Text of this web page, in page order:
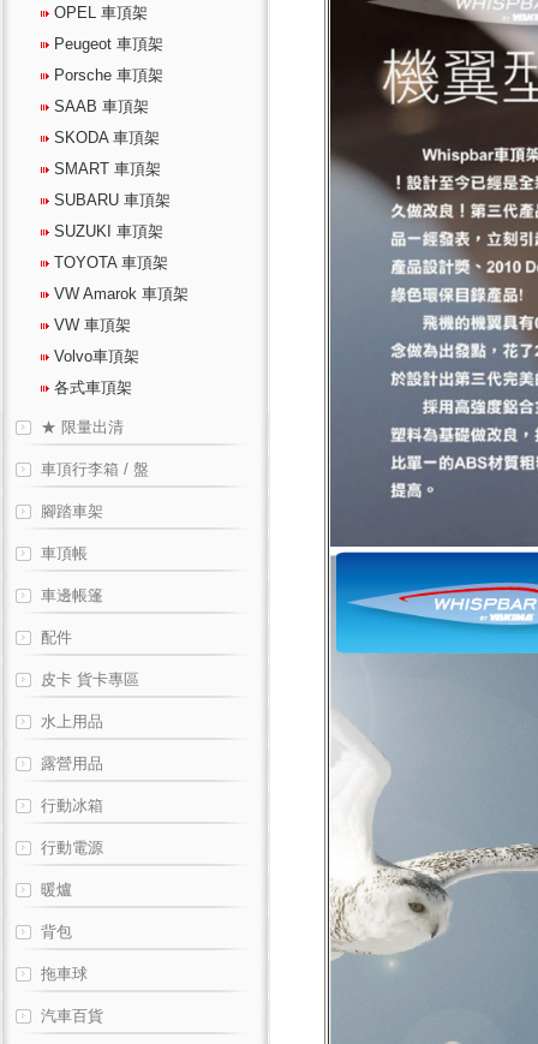
OPEL 車頂架
Peugeot 車頂架
Porsche 車頂架
SAAB 車頂架
SKODA 車頂架
SMART 車頂架
SUBARU 車頂架
SUZUKI 車頂架
TOYOTA 車頂架
VW Amarok 車頂架
VW 車頂架
Volvo車頂架
各式車頂架
★ 限量出清
車頂行李箱 / 盤
腳踏車架
車頂帳
車邊帳篷
配件
皮卡 貨卡專區
水上用品
露營用品
行動冰箱
行動電源
暖爐
背包
拖車球
汽車百貨